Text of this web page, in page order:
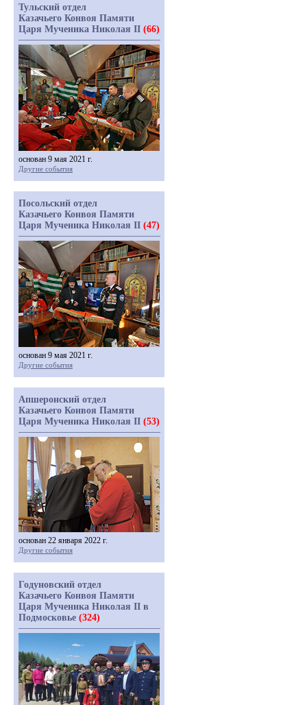
Тульский отдел
Казачьего Конвоя Памяти
Царя Мученика Николая II (66)
основан 9 мая 2021 г.
Другие события
Посольский отдел
Казачьего Конвоя Памяти
Царя Мученика Николая II (47)
основан 9 мая 2021 г.
Другие события
Апшеронский отдел
Казачьего Конвоя Памяти
Царя Мученика Николая II (53)
основан 22 января 2022 г.
Другие события
Годуновский отдел
Казачьего Конвоя Памяти
Царя Мученика Николая II в
Подмосковье (324)